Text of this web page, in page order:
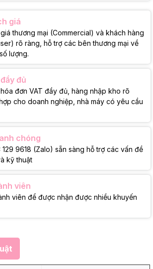
giá
thương mại (Commercial) và khách hàng
rõ ràng, hỗ trợ các bên thương mại về
lượng.
đủ
đơn VAT đầy đủ, hàng nhập kho rõ
cho doanh nghiệp, nhà máy có yêu cầu
chóng
9618 (Zalo) sẵn sàng hỗ trợ các vấn đề
kỹ thuật
viên
viên để được nhận được nhiều khuyến